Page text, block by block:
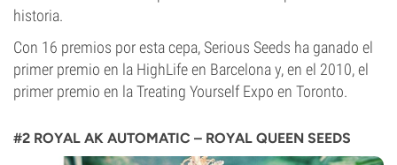
historia.
Con 16 premios por esta cepa, Serious Seeds ha ganado el
primer premio en la HighLife en Barcelona y, en el 2010, el
primer premio en la Treating Yourself Expo en Toronto.
#2 ROYAL AK AUTOMATIC – ROYAL QUEEN SEEDS